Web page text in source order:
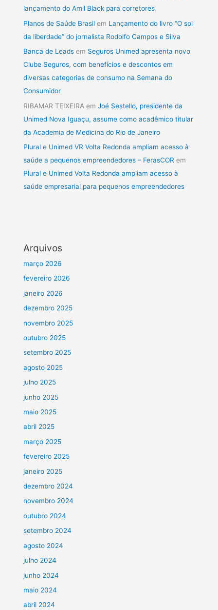
lançamento do Amil Black para corretores
Planos de Saúde Brasil em Lançamento do livro “O sol
da liberdade” do jornalista Rodolfo Campos e Silva
Banca de Leads em Seguros Unimed apresenta novo
Clube Seguros, com benefícios e descontos em
diversas categorias de consumo na Semana do
Consumidor
RIBAMAR TEIXEIRA emJoé Sestello, presidente da
Unimed Nova Iguaçu, assume como acadêmico titular
da Academia de Medicina do Rio de Janeiro
Plural e Unimed VR Volta Redonda ampliam acesso à
saúde a pequenos empreendedores – FerasCOR em
Plural e Unimed Volta Redonda ampliam acesso à
saúde empresarial para pequenos empreendedores
Arquivos
março 2026
fevereiro 2026
janeiro 2026
dezembro 2025
novembro 2025
outubro 2025
setembro 2025
agosto 2025
julho 2025
junho 2025
maio 2025
abril 2025
março 2025
fevereiro 2025
janeiro 2025
dezembro 2024
novembro 2024
outubro 2024
setembro 2024
agosto 2024
julho 2024
junho 2024
maio 2024
abril 2024